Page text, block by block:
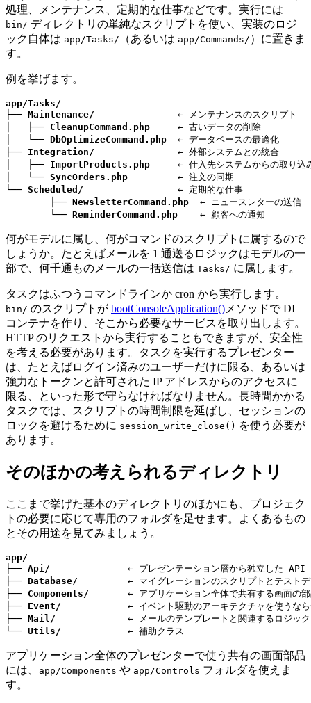
処理、メンテナンス、定期的な仕事などです。実行には
bin/ ディレクトリの単純なスクリプトを使い、実装のロジ
ック自体は app/Tasks/ （あるいは app/Commands/ ）に置きま
す。
例を挙げます。
app/Tasks/
├── Maintenance/
               ← メンテナンスのスクリプト
│   ├── CleanupCommand.php
     ← 古いデータの削除
│   └── DbOptimizeCommand.php
  ← データベースの最適化
├── Integration/
               ← 外部システムとの統合
│   ├── ImportProducts.php
← 仕入先システムからの取り込
│   └── SyncOrders.php
         ← 注文の同期
└── Scheduled/
                 ← 定期的な仕事
	├──
NewsletterCommand.php
  ← ニュースレターの送信
	└──
ReminderCommand.php
    ← 顧客への通知
何がモデルに属し、何がコマンドのスクリプトに属するので
しょうか。たとえばメールを 1 通送るロジックはモデルの一
部で、何千通ものメールの一括送信は Tasks/ に属します。
タスクはふつうコマンドラインか cron から実行します。
bin/ のスクリプトが bootConsoleApplication() メソッドで DI
コンテナを作り、そこから必要なサービスを取り出します。
HTTP のリクエストから実行することもできますが、安全性
を考える必要があります。タスクを実行するプレゼンター
は、たとえばログイン済みのユーザーだけに限る、あるいは
強力なトークンと許可された IP アドレスからのアクセスに
限る、といった形で守らなければなりません。長時間かかる
タスクでは、スクリプトの時間制限を延ばし、セッションの
ロックを避けるために session_write_close() を使う必要が
あります。
そのほかの考えられるディレクトリ
ここまで挙げた基本のディレクトリのほかにも、プロジェク
トの必要に応じて専用のフォルダを足せます。よくあるもの
とその用途を見てみましょう。
app/
├── Api/
← プレゼンテーション層から独立した API
├── Database/
← マイグレーションのスクリプトとテスト
├── Components/
← アプリケーション全体で共有する画面の
├── Event/
← イベント駆動のアーキテクチャを使うなら
├── Mail/
             ← メールのテンプレートと関連するロジック
└── Utils/
            ← 補助クラス
アプリケーション全体のプレゼンターで使う共有の画面部品
には、
app/Components や app/Controls フォルダを使えま
す。